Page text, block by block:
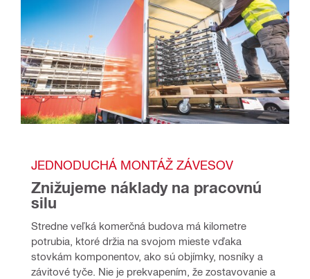
JEDNODUCHÁ MONTÁŽ ZÁVESOV
Znižujeme náklady na pracovnú
silu
Stredne veľká komerčná budova má kilometre
potrubia, ktoré držia na svojom mieste vďaka
stovkám komponentov, ako sú objímky, nosníky a
závitové tyče. Nie je prekvapením, že zostavovanie a